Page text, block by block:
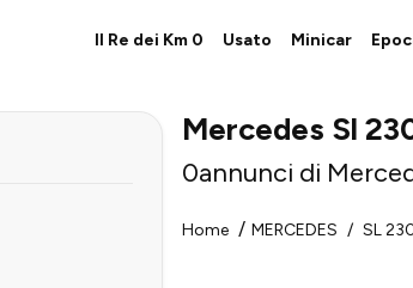
Il Re dei Km 0 Usato Minicar
Mercedes Sl
0annunci di
Home MERCEDES
SL